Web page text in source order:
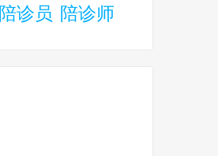
陪诊员 陪诊师